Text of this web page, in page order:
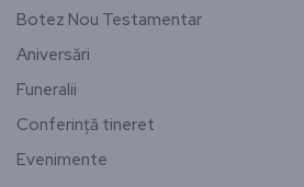
Botez Nou Testamentar
Aniversări
Funeralii
Conferință tineret
Evenimente